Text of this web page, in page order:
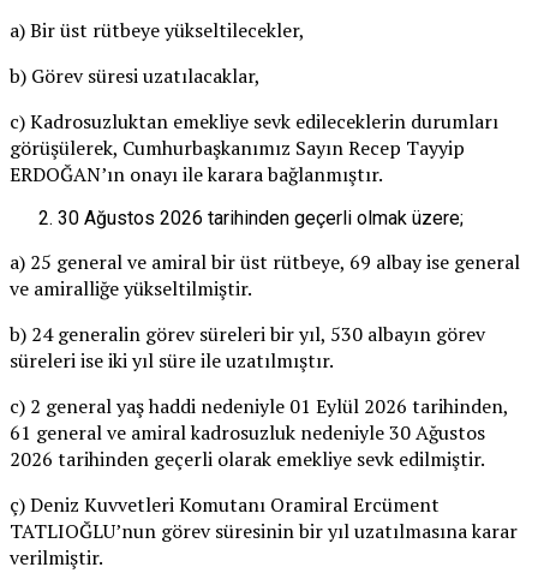
a) Bir üst rütbeye yükseltilecekler,
b) Görev süresi uzatılacaklar,
c) Kadrosuzluktan emekliye sevk edileceklerin durumları
görüşülerek, Cumhurbaşkanımız Sayın Recep Tayyip
ERDOĞAN’ın onayı ile karara bağlanmıştır.
30 Ağustos 2026 tarihinden geçerli olmak üzere;
a) 25 general ve amiral bir üst rütbeye, 69 albay ise general
ve amiralliğe yükseltilmiştir.
b) 24 generalin görev süreleri bir yıl, 530 albayın görev
süreleri ise iki yıl süre ile uzatılmıştır.
c) 2 general yaş haddi nedeniyle 01 Eylül 2026 tarihinden,
61 general ve amiral kadrosuzluk nedeniyle 30 Ağustos
2026 tarihinden geçerli olarak emekliye sevk edilmiştir.
ç) Deniz Kuvvetleri Komutanı Oramiral Ercüment
TATLIOĞLU’nun görev süresinin bir yıl uzatılmasına karar
verilmiştir.